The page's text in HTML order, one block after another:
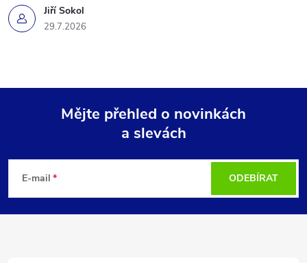
Jiří Sokol
29.7.2026
p
Mějte přehled o novinkách
a slevách
E-mail ODEBÍRAT